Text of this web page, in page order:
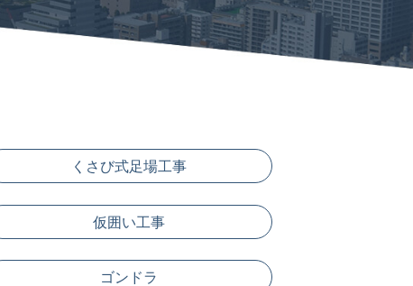
くさび式足場工事
仮囲い工事
ゴンドラ